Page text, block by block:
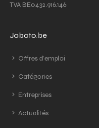
TVA BE0432.916.146
Joboto.be
Offres d'emploi
Catégories
Entreprises
Actualités